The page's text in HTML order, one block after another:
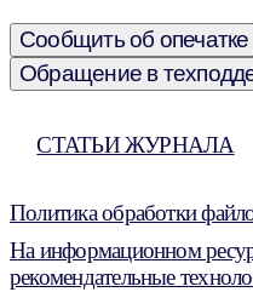
Сообщить об опечатке
Обращение в
СТАТЬИ ЖУРНАЛА
Политика обработки
На информационном
рекомендательные